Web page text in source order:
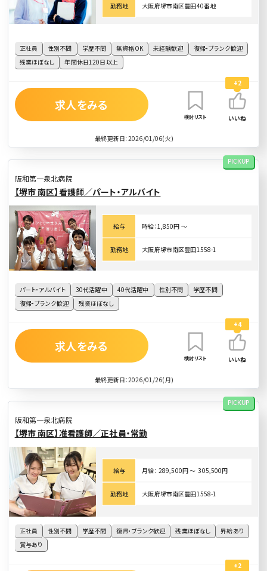
正社員 性別不問 学歴不問 無資格OK 未経験歓迎
復帰・ブランク歓迎
残業ほぼなし
年間休日120日以上
勤務地 大阪府堺市南区豊田40番地
最終更新日：2026/01/06(火)
求人をみる
検討リスト
+2
いいね
阪和第一泉北病院
PICKUP
【堺市 南区】看護師／パート・アルバイト
パート・アルバイト 30代活躍中 40代活躍中 性別不問
学歴不問
復帰・ブランク歓迎
残業ほぼなし
給与 時給：1,850円 〜
勤務地 大阪府堺市南区豊田1558-1
最終更新日：2026/01/26(月)
求人をみる
検討リスト
+4
いいね
阪和第一泉北病院
PICKUP
【堺市 南区】准看護師／正社員・常勤
正社員 性別不問 学歴不問 復帰・ブランク歓迎 残業ほぼなし
昇給あり
賞与あり
給与 月給： 289,500円 〜 305,500円
勤務地 大阪府堺市南区豊田1558-1
+2